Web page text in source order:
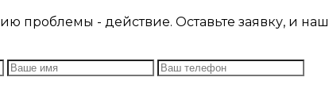
проблемы - действие. Оставьте заявку, и